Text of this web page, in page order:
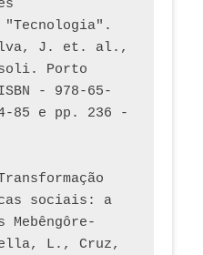
J. et. al.,
Porto
- 978-65-
85 e pp. 236 -
sociais: a
L., Cruz,